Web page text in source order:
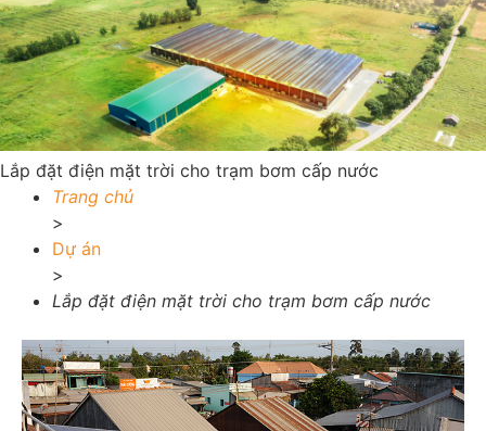
Lắp đặt điện mặt trời cho trạm bơm cấp nước
Trang chủ
>
Dự án
>
Lắp đặt điện mặt trời cho trạm bơm cấp nước